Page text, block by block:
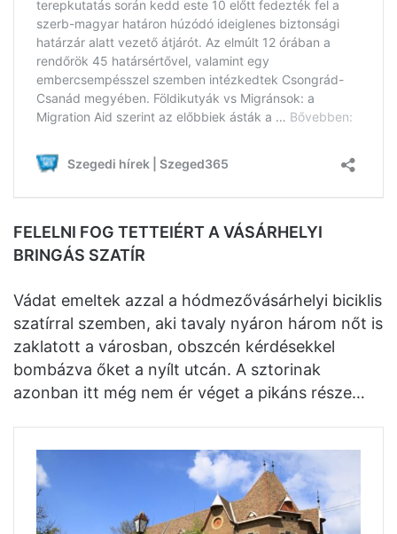
FELELNI FOG TETTEIÉRT A VÁSÁRHELYI
BRINGÁS SZATÍR
Vádat emeltek azzal a hódmezővásárhelyi biciklis
szatírral szemben, aki tavaly nyáron három nőt is
zaklatott a városban, obszcén kérdésekkel
bombázva őket a nyílt utcán. A sztorinak
azonban itt még nem ér véget a pikáns része…